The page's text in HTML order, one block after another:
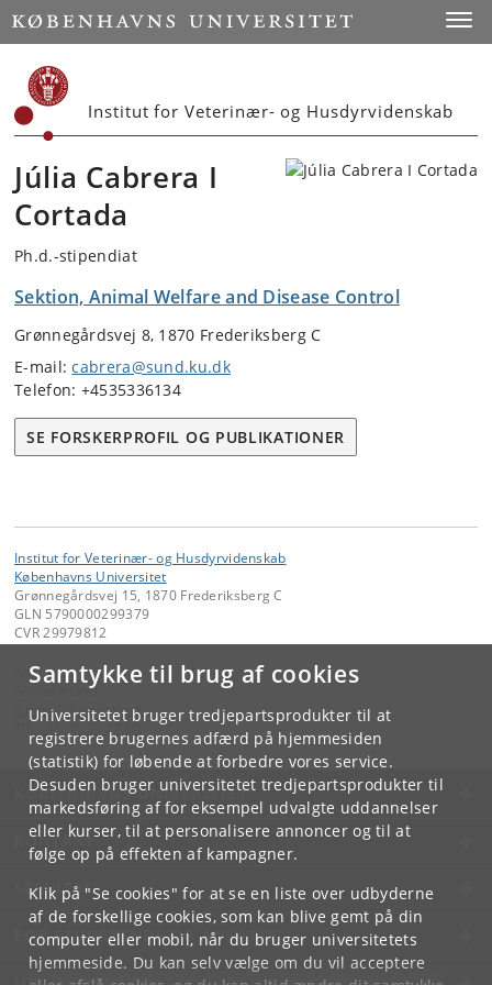
Samtykke til brug af cookies
Universitetet bruger tredjepartsprodukter til at
registrere brugernes adfærd på hjemmesiden
(statistik) for løbende at forbedre vores service.
Desuden bruger universitetet tredjepartsprodukter til
markedsføring af for eksempel udvalgte uddannelser
eller kurser, til at personalisere annoncer og til at
følge op på effekten af kampagner.
Klik på "Se cookies" for at se en liste over udbyderne
af de forskellige cookies, som kan blive gemt på din
computer eller mobil, når du bruger universitetets
hjemmeside. Du kan selv vælge om du vil acceptere
Start
Institut for Veterinær- og Husdyrvidenskab
Júlia Cabrera I
Cortada
Ph.d.-stipendiat
Sektion, Animal Welfare and Disease Control
Grønnegårdsvej 8, 1870 Frederiksberg C
E-mail:cabrera@sund.ku.dk
Telefon: +4535336134
SE FORSKERPROFIL OG PUBLIKATIONER
Institut for Veterinær- og Husdyrvidenskab
Københavns Universitet
Grønnegårdsvej 15, 1870 Frederiksberg C
GLN 5790000299379
CVR 29979812
Kontakt:
Sekretariatet
ivh-mail@sund.ku. dk
KØBENHAVNS UNIVERSITET
KONTAKT
SERVICES
FOR STUDERENDE OG ANSATTE